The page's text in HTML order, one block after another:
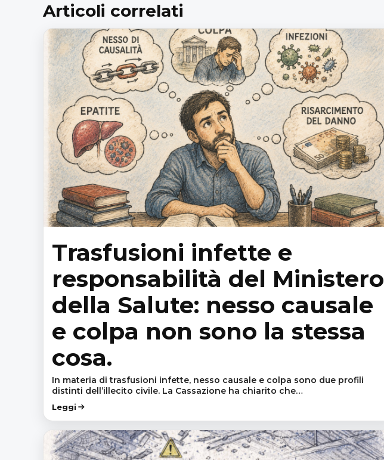
Articoli correlati
Trasfusioni infette e
responsabilità del Ministero
della Salute: nesso causale
e colpa non sono la stessa
cosa.
In materia di trasfusioni infette, nesso causale e colpa sono due profili
distinti dell’illecito civile. La Cassazione ha chiarito che…
Leggi